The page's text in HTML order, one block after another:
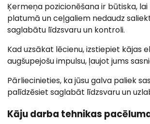
Ķermeņa pozicionēšana ir būtiska,
platumā un ceļgaliem nedaudz
saglabātu līdzsvaru un kontroli.
Kad uzsākat lēcienu, izstiepiet kājas
augšupejošu impulsu, ļaujot jums
Pārliecinieties, ka jūsu galva paliek
palīdzēsiet saglabāt līdzsvaru un
Kāju darba tehnikas